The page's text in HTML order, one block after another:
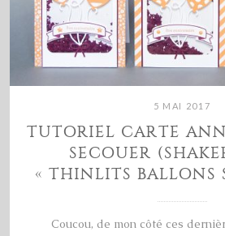
5 MAI 2017
TUTORIEL CARTE
SECOUER
« THINLITS BALLONS
Coucou, de mon côté ces